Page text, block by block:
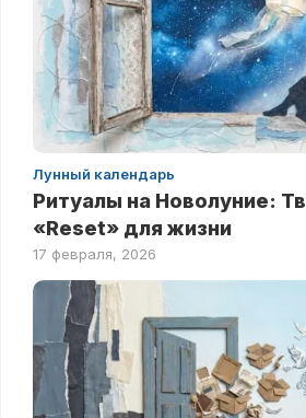
Лунный календарь
Ритуалы на Новолуние:
«Reset» для жизни
17 февраля, 2026